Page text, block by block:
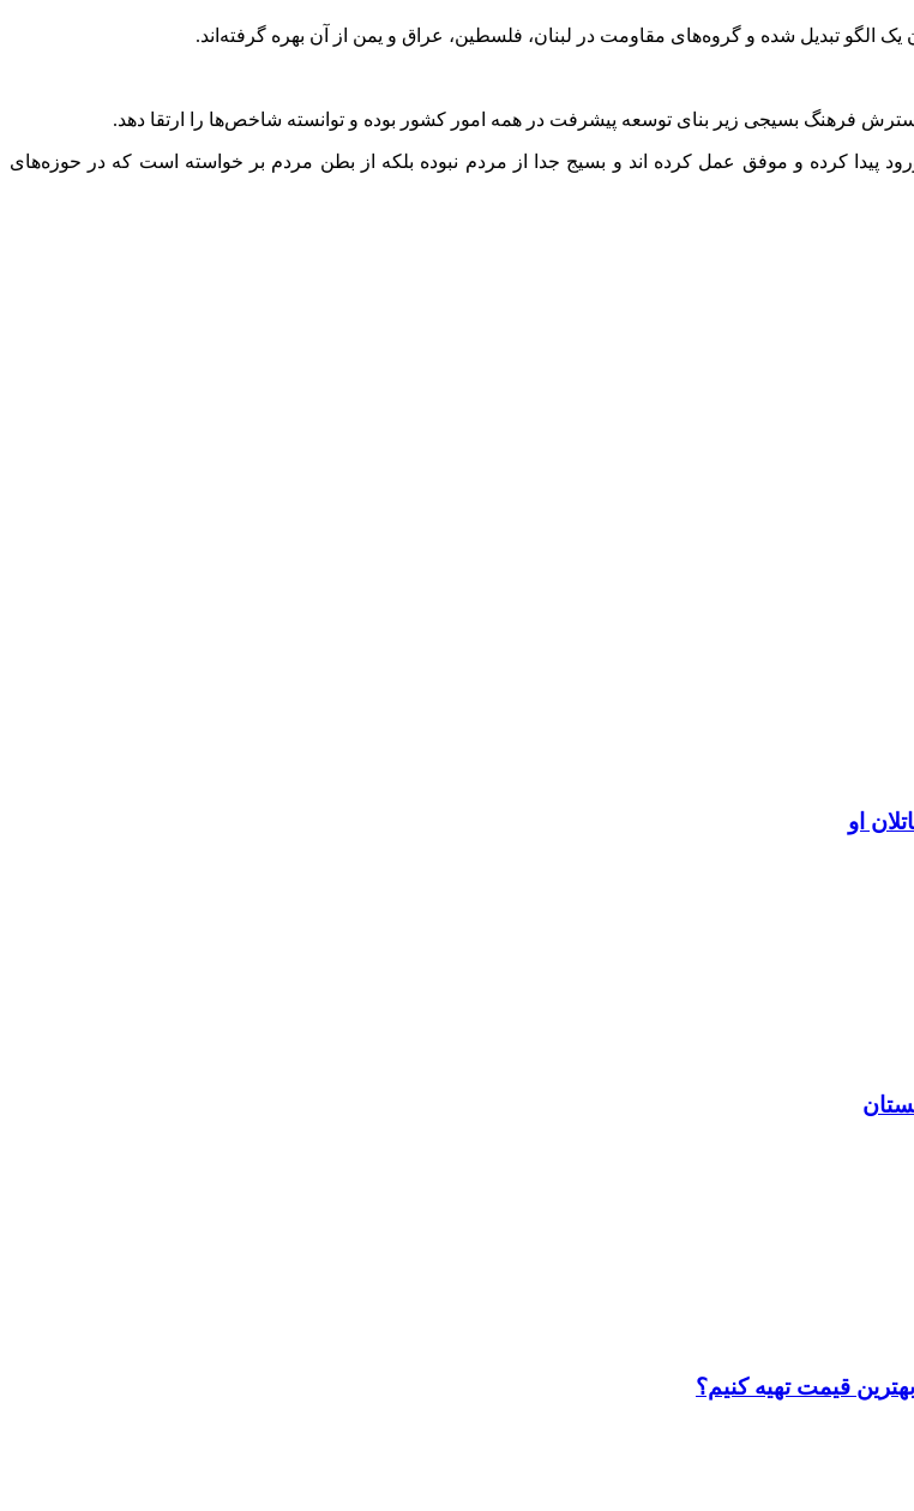
تبدیل شده و گروه‌های مقاومت در لبنان، فلسطین، عراق و یمن از آن بهره گرفته‌اند.
فرهنگ بسیجی زیر بنای توسعه پیشرفت در همه امور کشور بوده و توانسته شاخص‌ها را ارتقا دهد.
پیدا کرده و موفق عمل کرده اند و بسیج جدا از مردم نبوده بلکه از بطن مردم بر خواسته است که در حوزه‌های
او
قیمت تهیه کنیم؟